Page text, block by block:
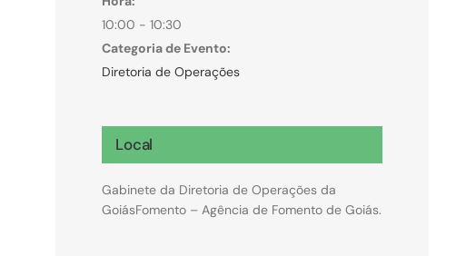
10:00 - 10:30
Categoria de Evento:
Diretoria de Operações
Local
Gabinete da Diretoria de Operações da
GoiásFomento – Agência de Fomento de Goiás.